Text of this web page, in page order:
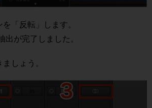
「反転」します。
が完了しました。
しょう。